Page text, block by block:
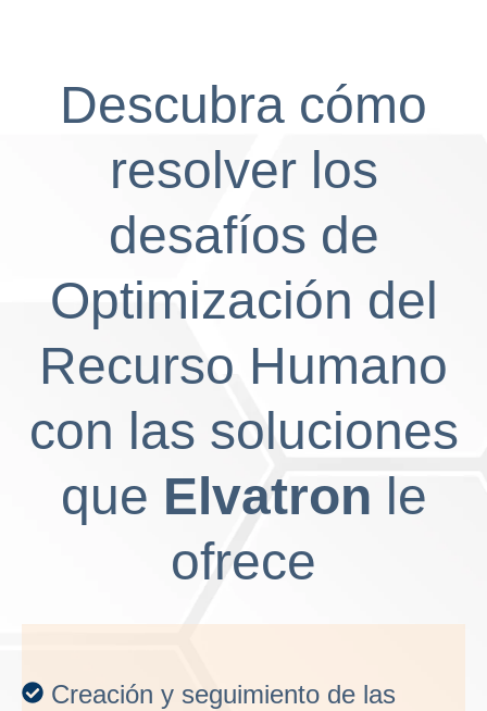
Descubra cómo
resolver los
desafíos de
Optimización del
Recurso Humano
con las soluciones
que Elvatron le
ofrece
Creación y seguimiento de las